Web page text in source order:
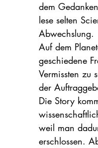
dem
lese selten
Abwechslung.
Auf dem
geschiedene
Vermissten zu
der
Die Story
weil man
erschlossen.